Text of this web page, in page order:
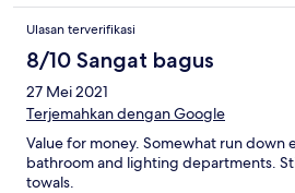
Ulasan terverifikasi
8/10 Sangat bagus
27 Mei 2021
Terjemahkan dengan Google
Value for money. Somewhat run down
bathroom and lighting departments.
towals.